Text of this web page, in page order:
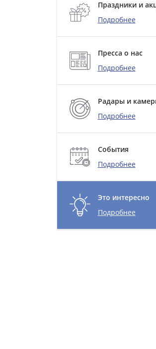
Праздники и
Подробнее
Пресса о нас
Подробнее
Радары и
Подробнее
События
Подробнее
Это интересно
Подробнее